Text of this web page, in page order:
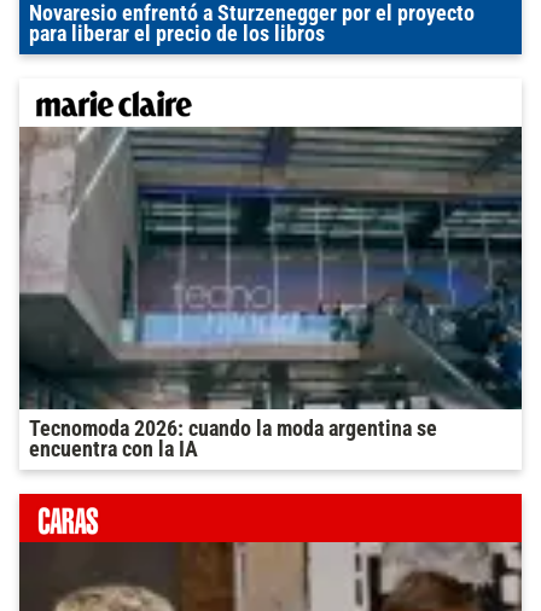
Novaresio enfrentó a Sturzenegger por el proyecto
para liberar el precio de los libros
Tecnomoda 2026: cuando la moda argentina se
encuentra con la IA